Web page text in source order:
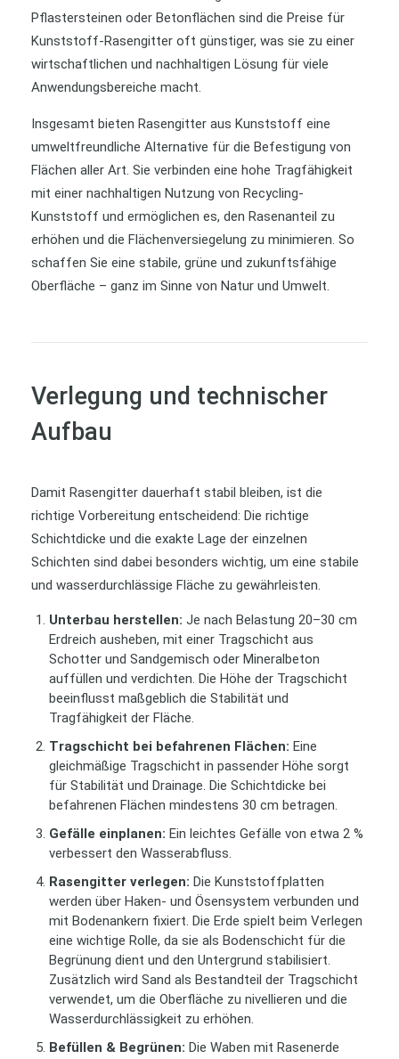
Pflastersteinen oder Betonflächen sind die Preise für
Kunststoff-Rasengitter oft günstiger, was sie zu einer
wirtschaftlichen und nachhaltigen Lösung für viele
Anwendungsbereiche macht.
Insgesamt bieten Rasengitter aus Kunststoff eine
umweltfreundliche Alternative für die Befestigung von
Flächen aller Art. Sie verbinden eine hohe Tragfähigkeit
mit einer nachhaltigen Nutzung von Recycling-
Kunststoff und ermöglichen es, den Rasenanteil zu
erhöhen und die Flächenversiegelung zu minimieren. So
schaffen Sie eine stabile, grüne und zukunftsfähige
Oberfläche – ganz im Sinne von Natur und Umwelt.
Verlegung und technischer
Aufbau
Damit Rasengitter dauerhaft stabil bleiben, ist die
richtige Vorbereitung entscheidend: Die richtige
Schichtdicke und die exakte Lage der einzelnen
Schichten sind dabei besonders wichtig, um eine stabile
und wasserdurchlässige Fläche zu gewährleisten.
Unterbau herstellen: Je nach Belastung 20–30 cm
Erdreich ausheben, mit einer Tragschicht aus
Schotter und Sandgemisch oder Mineralbeton
auffüllen und verdichten. Die Höhe der Tragschicht
beeinflusst maßgeblich die Stabilität und
Tragfähigkeit der Fläche.
Tragschicht bei befahrenen Flächen: Eine
gleichmäßige Tragschicht in passender Höhe sorgt
für Stabilität und Drainage. Die Schichtdicke bei
befahrenen Flächen mindestens 30 cm betragen.
Gefälle einplanen: Ein leichtes Gefälle von etwa 2 %
verbessert den Wasserabfluss.
Rasengitter verlegen: Die Kunststoffplatten
werden über Haken- und Ösensystem verbunden und
mit Bodenankern fixiert. Die Erde spielt beim Verlegen
eine wichtige Rolle, da sie als Bodenschicht für die
Begrünung dient und den Untergrund stabilisiert.
Zusätzlich wird Sand als Bestandteil der Tragschicht
verwendet, um die Oberfläche zu nivellieren und die
Wasserdurchlässigkeit zu erhöhen.
Befüllen & Begrünen: Die Waben mit Rasenerde